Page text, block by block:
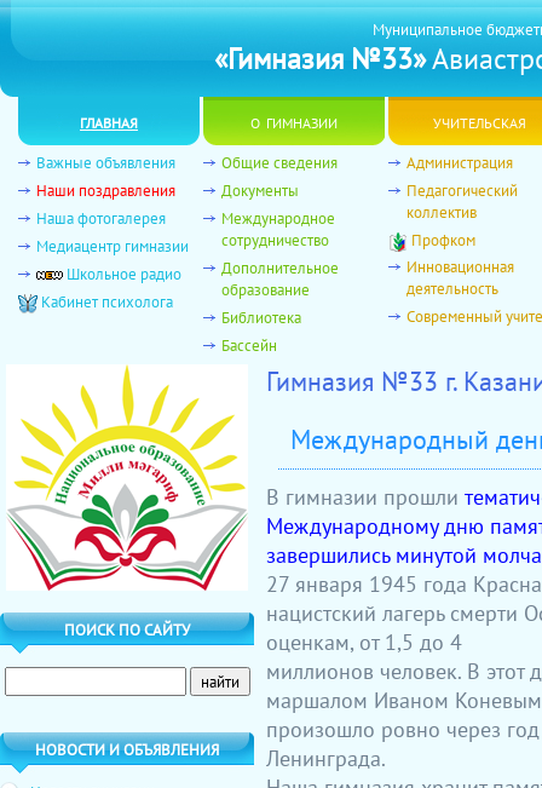
Муниципальное
«Гимназия №33»
главная о гимназии учительская
Важные объявления
Наши поздравления
Наша фотогалерея
Медиацентр гимназии
Школьное радио
Кабинет психолога
Общие сведения
Документы
Международное
сотрудничество
Дополнительное
образование
Библиотека
Бассейн
Администрация
Педагогический
коллектив
Профком
Инновационная
деятельность
Современный
ПОИСК ПО САЙТУ
НОВОСТИ И ОБЪЯВЛЕНИЯ
Гимназия №33 г.
Международный
В гимназии прошли
Международному дню
завершились минутой
27 января 1945 года
нацистский лагерь смерти
оценкам, от 1,5 до 4
миллионов человек. В этот
маршалом Иваном Коневым
произошло ровно через
Ленинграда.